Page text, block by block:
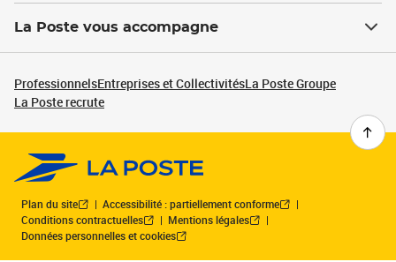
La Poste vous accompagne
ProfessionnelsEntreprises et CollectivitésLa Poste Groupe
La Poste recrute
Plan du site
Accessibilité : partiellement conforme
Conditions contractuelles
Mentions légales
Données personnelles et cookies